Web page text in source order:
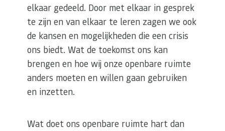
elkaar gedeeld. Door met elkaar in gesprek
te zijn en van elkaar te leren zagen we ook
de kansen en mogelijkheden die een crisis
ons biedt. Wat de toekomst ons kan
brengen en hoe wij onze openbare ruimte
anders moeten en willen gaan gebruiken
en inzetten.
Wat doet ons openbare ruimte hart dan